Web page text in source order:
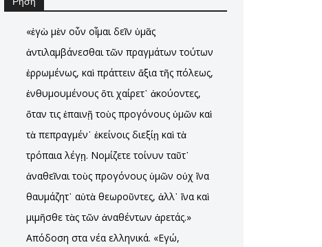
«ἐγὼ μὲν οὖν οἶμαι δεῖν ὑμᾶς
ἀντιλαμβάνεσθαι τῶν πραγμάτων τούτων
ἐρρωμένως, καὶ πράττειν ἄξια τῆς πόλεως,
ἐνθυμουμένους ὅτι χαίρετ᾽ ἀκούοντες,
ὅταν τις ἐπαινῇ τοὺς προγόνους ὑμῶν καὶ
τὰ πεπραγμέν᾽ ἐκείνοις διεξίῃ καὶ τὰ
τρόπαια λέγῃ. Νομίζετε τοίνυν ταῦτ᾽
ἀναθεῖναι τοὺς προγόνους ὑμῶν οὐχ ἵνα
θαυμάζητ᾽ αὐτὰ θεωροῦντες, ἀλλ᾽ ἵνα καὶ
μιμῆσθε τὰς τῶν ἀναθέντων ἀρετάς.»
Απόδοση στα νέα ελληνικά. «Εγώ,